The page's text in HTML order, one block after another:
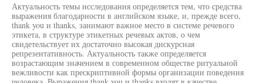
Актуальность темы исследования определяется тем, что средства
выражения благодарности в английском языке, и, прежде всего,
thank you и thanks, занимают важное место в системе речевого
этикета, в структуре этикетных речевых актов, о чем
свидетельствует их достаточно высокая дискурсная
репрезентативность. Актуальность также определяется
возрастающим значением в современном обществе ритуальной
вежливости как прескриптивной формы организации поведения